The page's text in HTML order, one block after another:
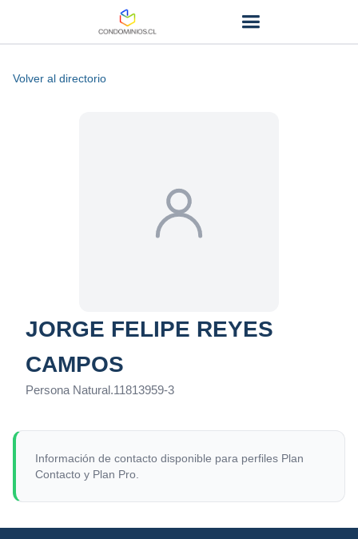
Volver al directorio
JORGE FELIPE REYES
CAMPOS
Persona Natural.11813959-3
Información de contacto disponible para perfiles Plan
Contacto y Plan Pro.